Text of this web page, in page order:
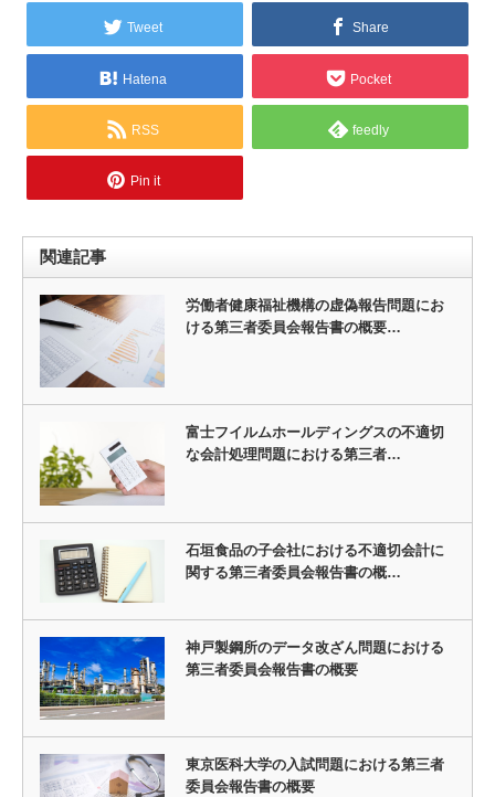
Tweet Share
Hatena Pocket
RSS feedly
Pin it
関連記事
労働者健康福祉機構の虚偽報告問題にお
ける第三者委員会報告書の概要…
富士フイルムホールディングスの不適切
な会計処理問題における第三者…
石垣食品の子会社における不適切会計に
関する第三者委員会報告書の概…
神戸製鋼所のデータ改ざん問題における
第三者委員会報告書の概要
東京医科大学の入試問題における第三者
委員会報告書の概要